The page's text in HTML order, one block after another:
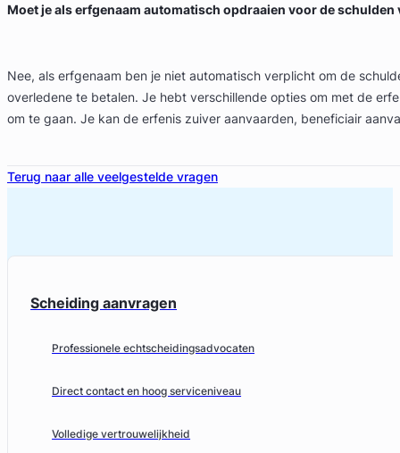
Moet je als erfgenaam automatisch opdraaien voor de schulden
Nee, als erfgenaam ben je niet automatisch verplicht om de
overledene te betalen. Je hebt verschillende opties om met de
om te gaan. Je kan de erfenis zuiver aanvaarden, beneficiair
Terug naar alle veelgestelde vragen
Scheiding aanvragen
Professionele echtscheidingsadvocaten
Direct contact en hoog serviceniveau
Volledige vertrouwelijkheid